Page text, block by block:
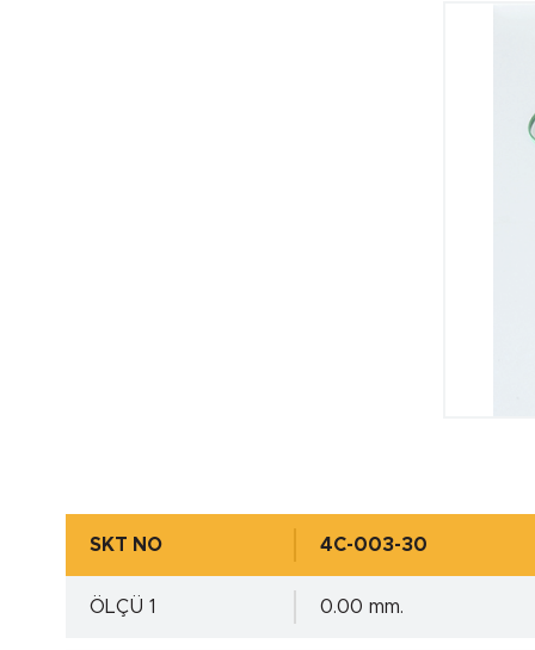
SKT NO 4C-003-30
ÖLÇÜ 1 0.00 mm.